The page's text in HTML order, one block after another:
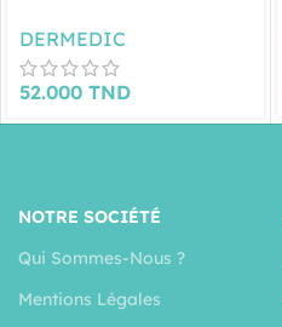
DERMEDIC
52.000 TND
NOTRE SOCIÉTÉ
Qui Sommes-Nous ?
Mentions Légales